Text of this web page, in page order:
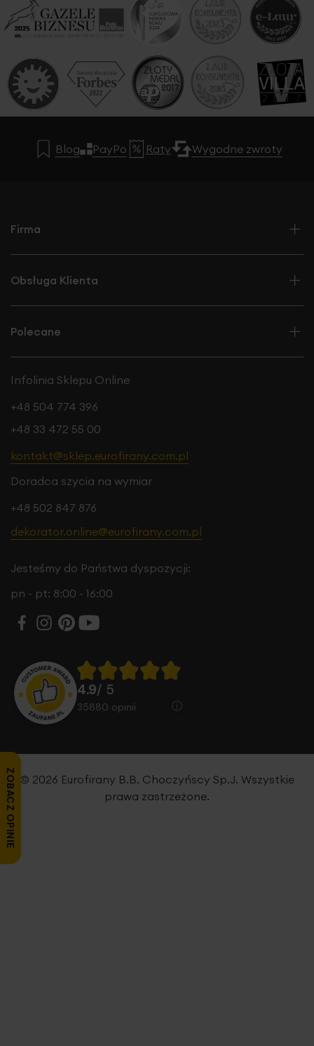
Blog PayPo Raty Wygodne zwroty
Firma
Obsługa Klienta
Polecane
Infolinia Sklepu Online
+48 504 774 396
+48 33 472 55 00
kontakt@sklep.eurofirany.com.pl
Doradca szycia na wymiar
+48 502 847 876
dekorator.online@eurofirany.com.pl
Jesteśmy do Państwa dyspozycji:
pn - pt: 8:00 - 16:00
4.9/ 5
35880 opinii
ZOBACZ OPINIE © 2026 Eurofirany B.B. Choczyńscy Sp.J. Wszystkie
prawa zastrzeżone.